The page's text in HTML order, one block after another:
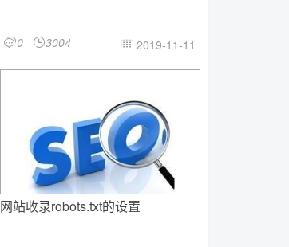
0 3004  2019-11-11
网站收录robots.txt的设置